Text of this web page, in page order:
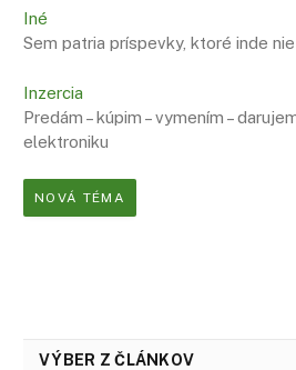
Iné
Sem patria príspevky, ktoré inde
Inzercia
Predám – kúpim – vymením –
elektroniku
NOVÁ TÉMA
VÝBER Z ČLÁNKOV